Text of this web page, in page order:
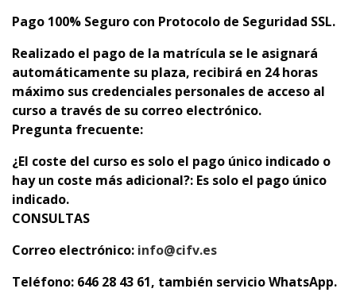
Pago 100% Seguro con Protocolo de Seguridad SSL.
Realizado el pago de la matrícula se le asignará
automáticamente su plaza, recibirá en 24 horas
máximo sus credenciales personales de acceso al
curso a través de su correo electrónico.
Pregunta frecuente:
¿El coste del curso es solo el pago único indicado o
hay un coste más adicional?: Es solo el pago único
indicado.
CONSULTAS
Correo electrónico: info@cifv.es
Teléfono: 646 28 43 61, también servicio WhatsApp.